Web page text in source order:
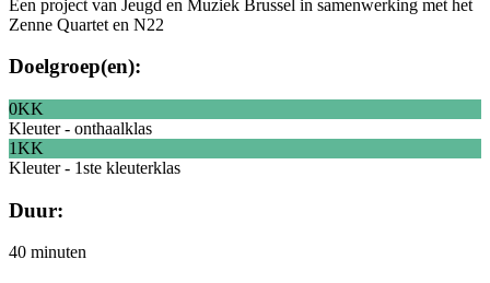
Een project van Jeugd en Muziek Brussel in samenwerking met het
Zenne Quartet en N22
Doelgroep(en):
0KK
Kleuter - onthaalklas
1KK
Kleuter - 1ste kleuterklas
Duur:
40 minuten